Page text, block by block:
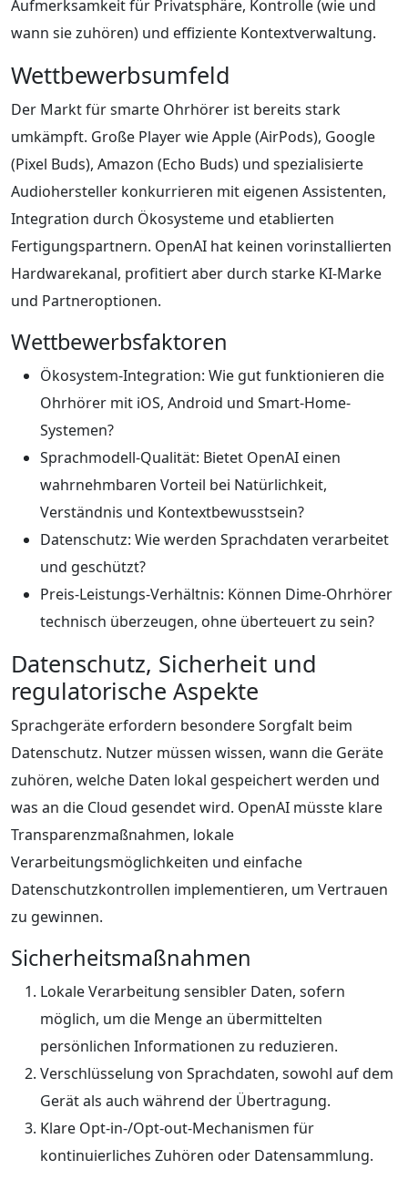
Aufmerksamkeit für Privatsphäre, Kontrolle (wie und
wann sie zuhören) und effiziente Kontextverwaltung.
Wettbewerbsumfeld
Der Markt für smarte Ohrhörer ist bereits stark
umkämpft. Große Player wie Apple (AirPods), Google
(Pixel Buds), Amazon (Echo Buds) und spezialisierte
Audiohersteller konkurrieren mit eigenen Assistenten,
Integration durch Ökosysteme und etablierten
Fertigungspartnern. OpenAI hat keinen vorinstallierten
Hardwarekanal, profitiert aber durch starke KI-Marke
und Partneroptionen.
Wettbewerbsfaktoren
Ökosystem-Integration: Wie gut funktionieren die
Ohrhörer mit iOS, Android und Smart-Home-
Systemen?
Sprachmodell-Qualität: Bietet OpenAI einen
wahrnehmbaren Vorteil bei Natürlichkeit,
Verständnis und Kontextbewusstsein?
Datenschutz: Wie werden Sprachdaten verarbeitet
und geschützt?
Preis-Leistungs-Verhältnis: Können Dime-Ohrhörer
technisch überzeugen, ohne überteuert zu sein?
Datenschutz, Sicherheit und
regulatorische Aspekte
Sprachgeräte erfordern besondere Sorgfalt beim
Datenschutz. Nutzer müssen wissen, wann die Geräte
zuhören, welche Daten lokal gespeichert werden und
was an die Cloud gesendet wird. OpenAI müsste klare
Transparenzmaßnahmen, lokale
Verarbeitungsmöglichkeiten und einfache
Datenschutzkontrollen implementieren, um Vertrauen
zu gewinnen.
Sicherheitsmaßnahmen
Lokale Verarbeitung sensibler Daten, sofern
möglich, um die Menge an übermittelten
persönlichen Informationen zu reduzieren.
Verschlüsselung von Sprachdaten, sowohl auf dem
Gerät als auch während der Übertragung.
Klare Opt-in-/Opt-out-Mechanismen für
kontinuierliches Zuhören oder Datensammlung.